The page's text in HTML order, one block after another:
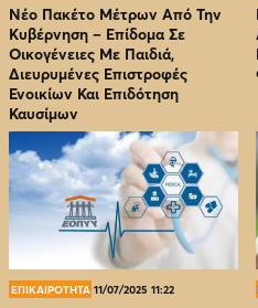
Νέο Πακέτο Μέτρων Από Την
Κυβέρνηση – Επίδομα Σε
Οικογένειες Με Παιδιά,
Διευρυμένες Επιστροφές
Ενοικίων Και Επιδότηση
Καυσίμων
ΕΠΙΚΑΙΡΟΤΗΤΑ 11/07/2025 11:22